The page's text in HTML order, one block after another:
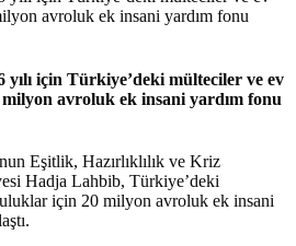
avroluk ek insani yardım fonu
için Türkiye’deki mülteciler ve ev
avroluk ek insani yardım fonu
Eşitlik, Hazırlıklılık ve Kriz
Hadja Lahbib, Türkiye’deki
için 20 milyon avroluk ek insani